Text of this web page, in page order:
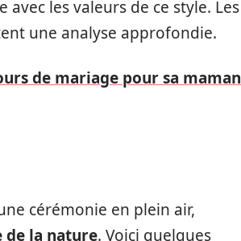
les valeurs de ce style. Les
une analyse approfondie.
de mariage pour sa maman
cérémonie en plein air,
la nature. Voici quelques